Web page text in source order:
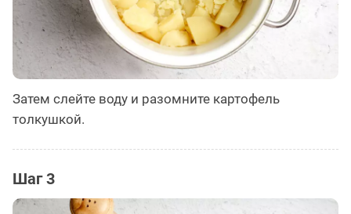
Затем слейте воду и разомните картофель
толкушкой.
Шаг 3